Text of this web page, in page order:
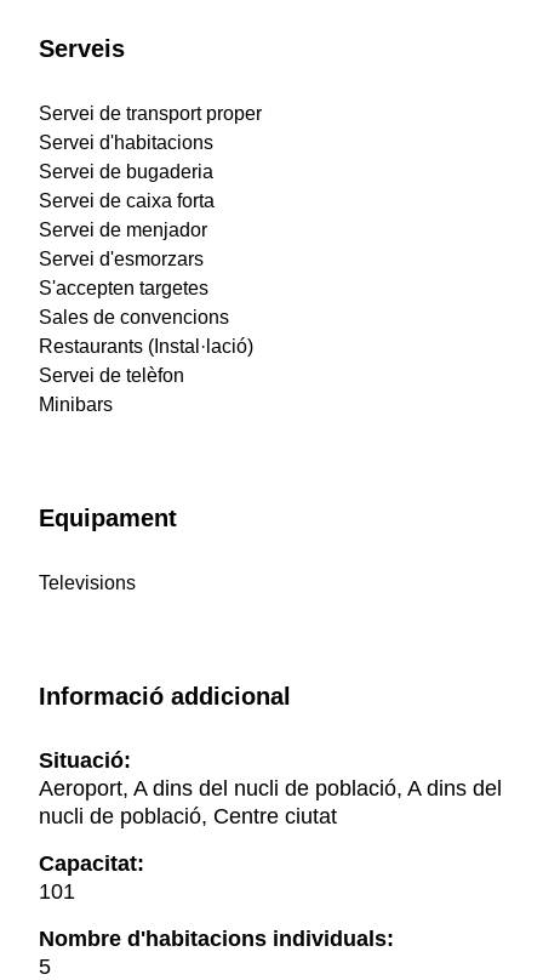
Serveis
Servei de transport proper
Servei d'habitacions
Servei de bugaderia
Servei de caixa forta
Servei de menjador
Servei d'esmorzars
S'accepten targetes
Sales de convencions
Restaurants (Instal·lació)
Servei de telèfon
Minibars
Equipament
Televisions
Informació addicional
Situació:
Aeroport, A dins del nucli de població, A dins del
nucli de població, Centre ciutat
Capacitat:
101
Nombre d'habitacions individuals:
5